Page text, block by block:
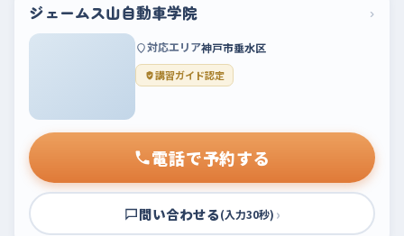
ジェームス山自動車学院 ›
対応エリア神戸市垂水区
講習ガイド認定
電話で予約する
問い合わせる(入力30秒) ›